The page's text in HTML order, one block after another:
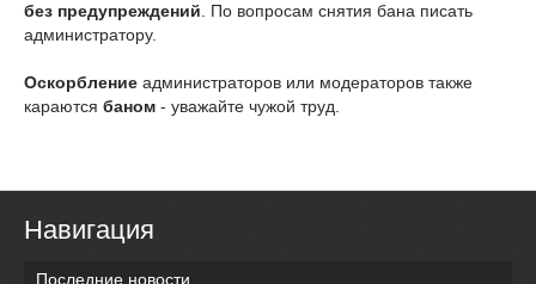
без предупреждений . По вопросам снятия бана писать
администратору.
Оскорбление администраторов или модераторов также
караются баном - уважайте чужой труд.
Навигация
Последние новости